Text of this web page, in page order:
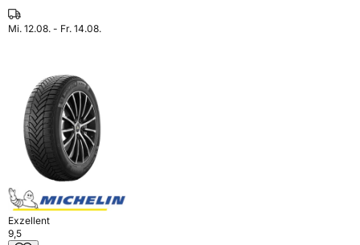
Mi. 12.08. - Fr. 14.08.
Exzellent
9,5